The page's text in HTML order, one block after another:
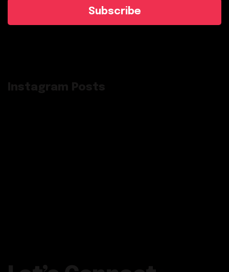
Subscribe
Instagram Posts